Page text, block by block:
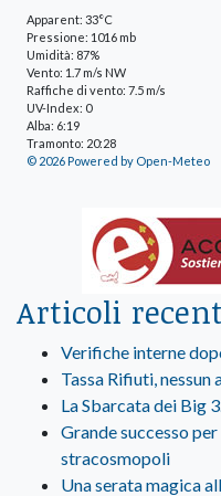
Apparent: 33°C
Pressione: 1016 mb
Umidità: 87%
Vento: 1.7 m/s NW
Raffiche di vento: 7.5 m/s
UV-Index: 0
Alba: 6:19
Tramonto: 20:28
© 2026 Powered by Open-Meteo
Articoli
Verifiche interne
Tassa Rifiuti,
La Sbarcata dei Big
Grande successo
stracosmopoli
Una serata magica